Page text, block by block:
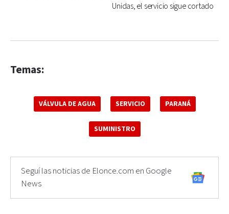
Unidas, el servicio sigue cortado
Temas:
VÁLVULA DE AGUA SERVICIO PARANÁ
SUMINISTRO
Seguí las noticias de Elonce.com en Google
News